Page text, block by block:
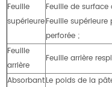
Feuille
supérieure
Feuille de
Feuille
perforée ;
Feuille
arrière
Feuille arrière
AbsorbantLe poids de la